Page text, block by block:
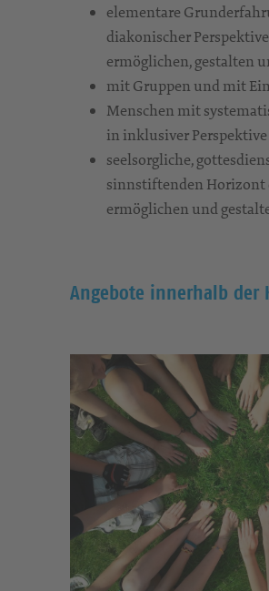
elementare
diakonischer
ermöglichen, gestalten
mit Gruppen und mit
Menschen mit
in inklusiver
seelsorgliche,
sinnstiftenden Horizont
ermöglichen und
Angebote innerhalb der